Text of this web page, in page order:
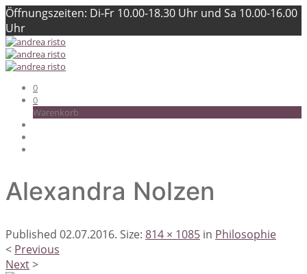
Öffnungszeiten: Di-Fr 10.00-18.30 Uhr und Sa 10.00-16.00
Uhr
0
0
Warenkorb
Alexandra Nolzen
Published 02.07.2016. Size: 814 × 1085 in Philosophie
< Previous
Next>